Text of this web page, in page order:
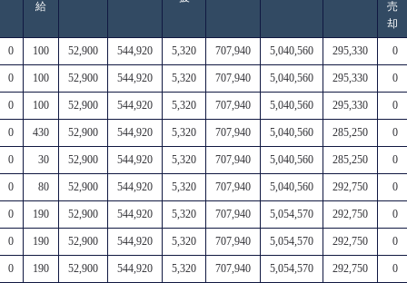
給
売
却
0 100 52,900 544,920 5,320 707,940 5,040,560 295,330 0
0 100 52,900 544,920 5,320 707,940 5,040,560 295,330 0
0 100 52,900 544,920 5,320 707,940 5,040,560 295,330 0
0 430 52,900 544,920 5,320 707,940 5,040,560 285,250 0
0 30 52,900 544,920 5,320 707,940 5,040,560 285,250 0
0 80 52,900 544,920 5,320 707,940 5,040,560 292,750 0
0 190 52,900 544,920 5,320 707,940 5,054,570 292,750 0
0 190 52,900 544,920 5,320 707,940 5,054,570 292,750 0
0 190 52,900 544,920 5,320 707,940 5,054,570 292,750 0